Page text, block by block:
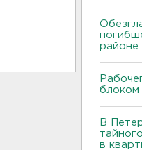
районе
блоком
В
в